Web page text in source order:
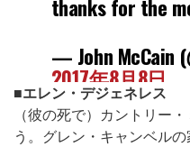
thanks for the
— John McCain
2017年8月8日
■エレン・デジェネレス
（彼の死で）カントリー
う。グレン・キャンベルの